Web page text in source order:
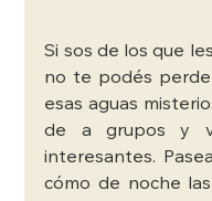
Si sos de los que
no te podés
esas aguas
de a grupos y
interesantes.
cómo de noche